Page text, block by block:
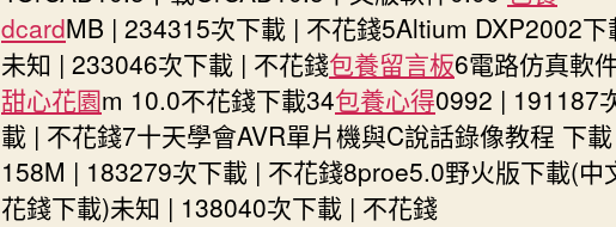
dcardMB | 234315次下載 | 不花錢5Altium DXP2002下
未知 | 233046次下載 | 不花錢包養留言板6電路仿真軟
甜心花園m 10.0不花錢下載34包養心得0992 | 191187
載 | 不花錢7十天學會AVR單片機與C說話錄像教程 下載
158M | 183279次下載 | 不花錢8proe5.0野火版下載(中
花錢下載)未知 | 138040次下載 | 不花錢